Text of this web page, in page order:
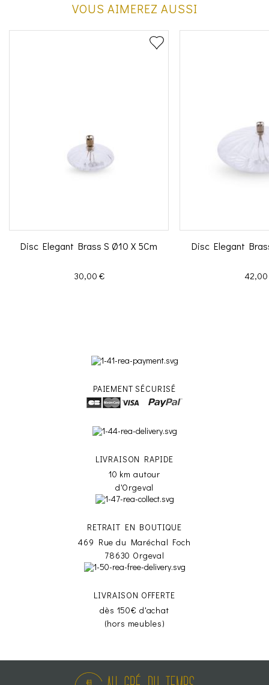
VOUS AIMEREZ AUSSI
Disc Elegant Brass S Ø10 X 5Cm
Prix
30,00 €
Disc Elegant
Prix
PAIEMENT SÉCURISÉ
LIVRAISON RAPIDE
10 km autour
d'Orgeval
RETRAIT EN BOUTIQUE
469 Rue du Maréchal Foch
78630 Orgeval
LIVRAISON OFFERTE
dès 150€ d'achat
(hors meubles)